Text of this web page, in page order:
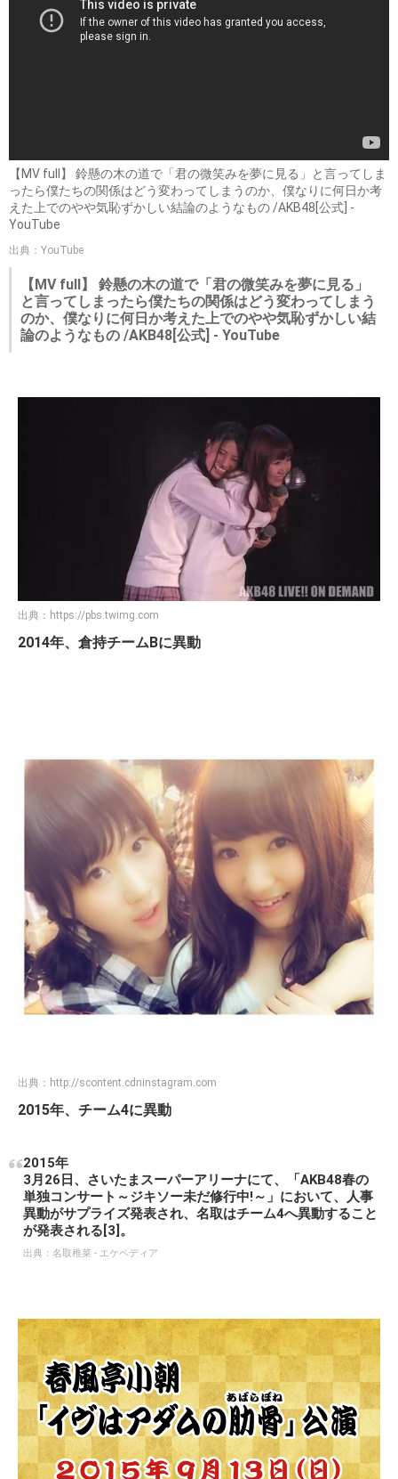
【MV full】 鈴懸の木の道で「君の微笑みを夢に見る」と言ってしま
ったら僕たちの関係はどう変わってしまうのか、僕なりに何日か考
えた上でのやや気恥ずかしい結論のようなもの /AKB48[公式] -
YouTube
出典：YouTube
【MV full】 鈴懸の木の道で「君の微笑みを夢に見る」
と言ってしまったら僕たちの関係はどう変わってしまう
のか、僕なりに何日か考えた上でのやや気恥ずかしい結
論のようなもの /AKB48[公式] - YouTube
出典： https://pbs.twimg.com
2014年、倉持チームBに異動
出典： http://scontent.cdninstagram.com
2015年、チーム4に異動
2015年
3月26日、さいたまスーパーアリーナにて、「AKB48春の
単独コンサート～ジキソー未だ修行中!～」において、人事
異動がサプライズ発表され、名取はチーム4へ異動すること
が発表される[3]。
出典： 名取稚菜 - エケペディア